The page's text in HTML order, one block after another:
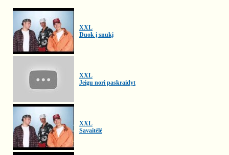
XXL
Duok į snukį
XXL
Jeigu nori paskraidyt
XXL
Savaitėlė